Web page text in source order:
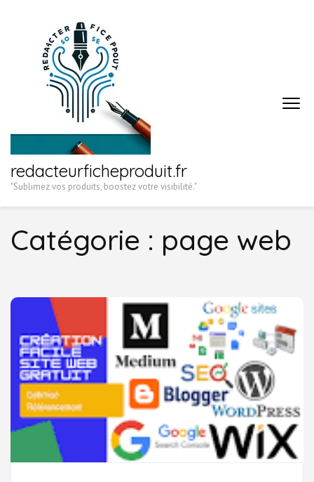
redacteurficheproduit.fr
"Sublimez vos produits, boostez votre visibilité."
Catégorie : page web